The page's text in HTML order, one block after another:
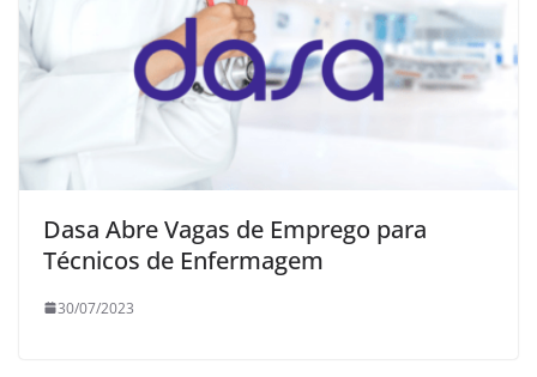
Dasa Abre Vagas de Emprego para
Técnicos de Enfermagem
30/07/2023